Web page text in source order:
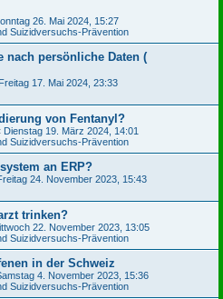
26. Mai 2024, 15:27
Suizidversuchs-Prävention
nach persönliche Daten (
Freitag 17. Mai 2024, 23:33
von Fentanyl?
Dienstag 19. März 2024, 14:01
Suizidversuchs-Prävention
an ERP?
24. November 2023, 15:43
trinken?
22. November 2023, 13:05
Suizidversuchs-Prävention
in der Schweiz
4. November 2023, 15:36
Suizidversuchs-Prävention